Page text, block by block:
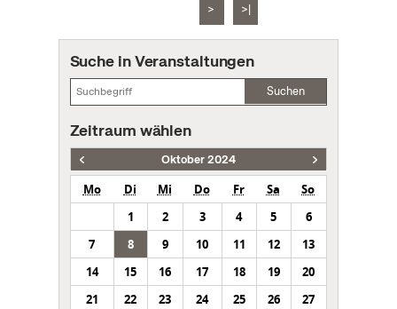
> >|
Suche in Veranstaltungen
Suchen
Zeitraum wählen
Oktober 2024
Mo Di Mi Do Fr Sa
So
1
2 3 4 5
6
7
8 9 10 11 12
13
14
15 16 17 18 19
20
21
22 23 24 25 26
27